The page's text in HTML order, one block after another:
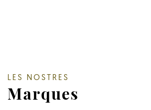
LES NOSTRES
Marques